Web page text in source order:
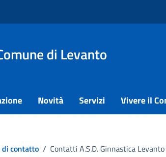
di Levanto
Novità Servizi Vivere il
di contatto / Contatti A.S.D. Ginnastica